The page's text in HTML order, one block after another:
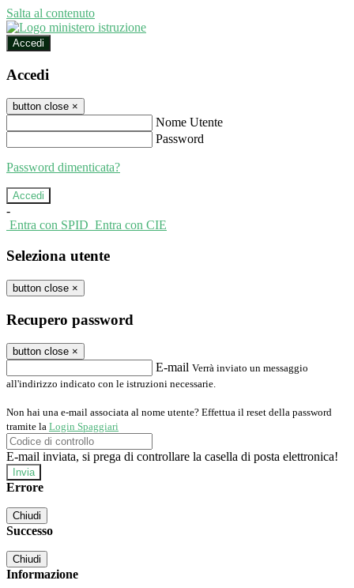
Salta al contenuto
Accedi
Accedi
button close ×
Nome Utente
Password
Password dimenticata?
-
Entra con SPID Entra con CIE
Seleziona utente
button close ×
Recupero password
button close ×
E-mail Verrà inviato un messaggio
all'indirizzo indicato con le istruzioni necessarie.
Non hai una e-mail associata al nome utente? Effettua il reset della password
tramite la Login Spaggiari
E-mail inviata, si prega di controllare la casella di posta elettronica!
Errore
Chiudi
Successo
Chiudi
Informazione